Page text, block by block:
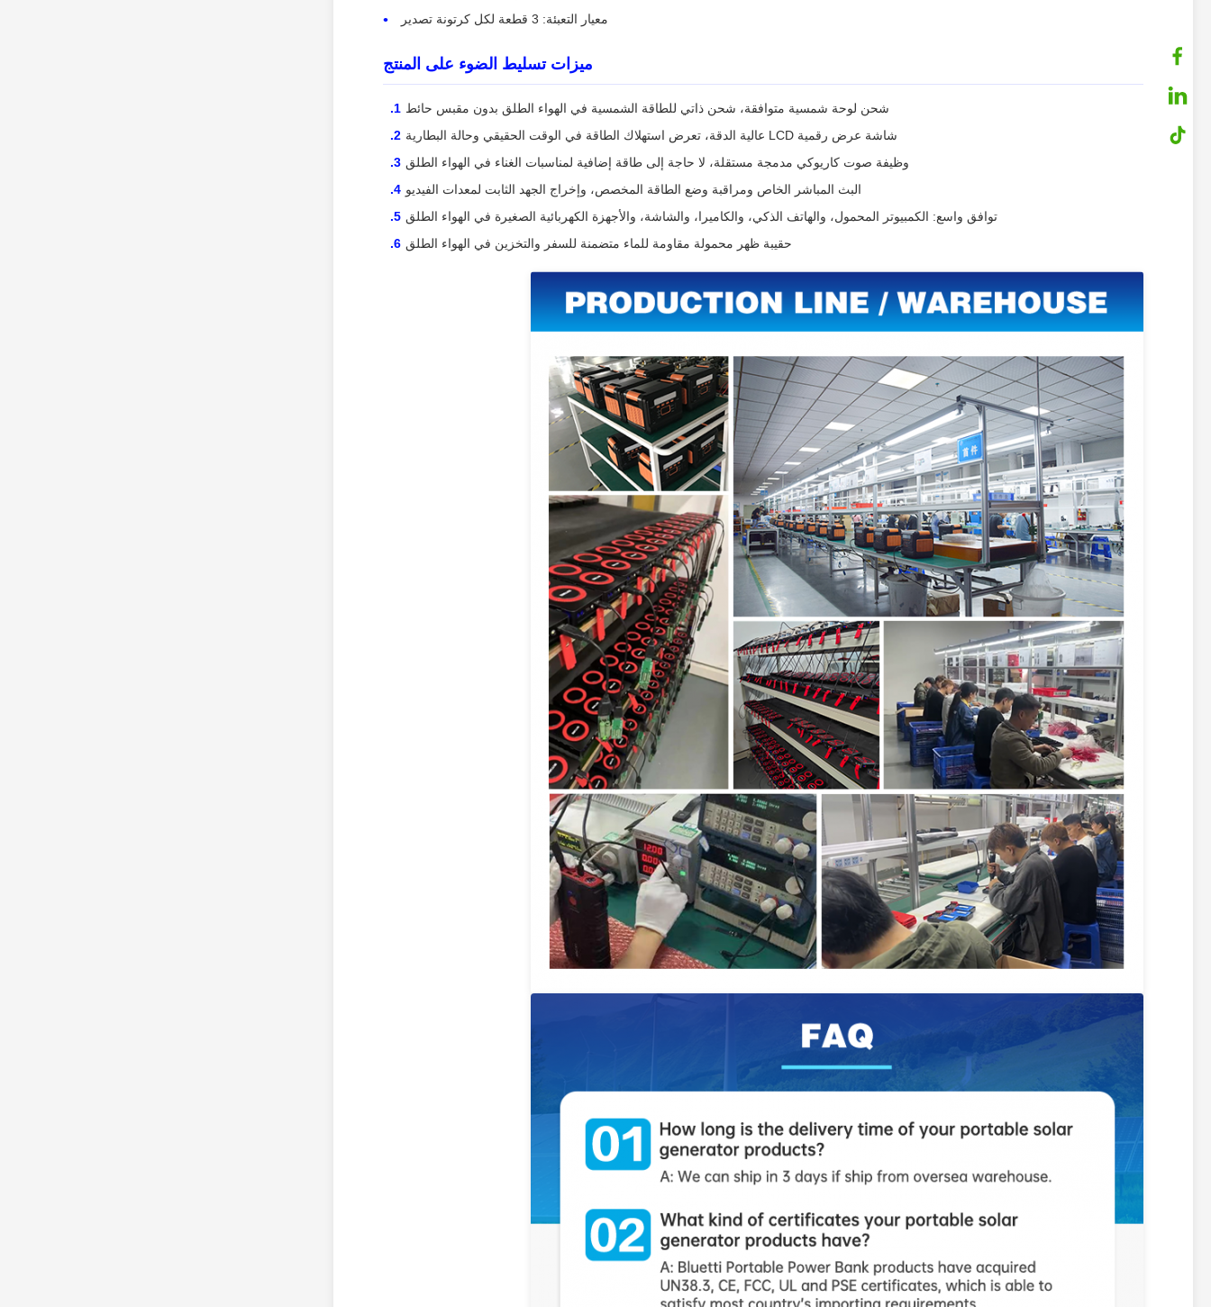
معيار التعبئة: 3 قطعة لكل كرتونة تصدير
ميزات تسليط الضوء على المنتج
شحن لوحة شمسية متوافقة، شحن ذاتي للطاقة الشمسية في الهواء الطلق بدون مقبس حائط
شاشة عرض رقمية LCD عالية الدقة، تعرض استهلاك الطاقة في الوقت الحقيقي وحالة البطارية
وظيفة صوت كاريوكي مدمجة مستقلة، لا حاجة إلى طاقة إضافية لمناسبات الغناء في الهواء الطلق
البث المباشر الخاص ومراقبة وضع الطاقة المخصص، وإخراج الجهد الثابت لمعدات الفيديو
توافق واسع: الكمبيوتر المحمول، والهاتف الذكي، والكاميرا، والشاشة، والأجهزة الكهربائية الصغيرة في الهواء الطلق
حقيبة ظهر محمولة مقاومة للماء متضمنة للسفر والتخزين في الهواء الطلق